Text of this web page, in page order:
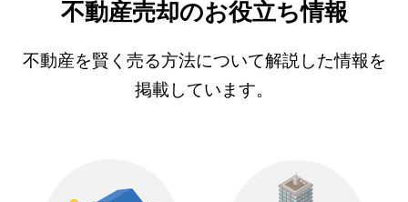
不動産売却のお役立ち情報
不動産を賢く売る方法について解説した情報を
掲載しています。